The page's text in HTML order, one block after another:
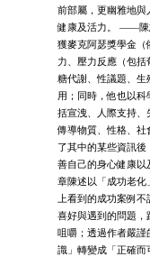
前部屬，更幽雅地與
健康及活力。 ——陳
獲麥克阿瑟獎學金（
力、壓力反應（包括
糖代謝、性議題、生
用；同時，他也以
括宣洩、人際支持、
傳導物質、性格、社
了其中的某些資訊
善自己的身心健康以
章陳述以「成功老化
上看到的成功案例
喜好與遇到的問題，
咀嚼；透過作者嚴
識」轉變成「正確而